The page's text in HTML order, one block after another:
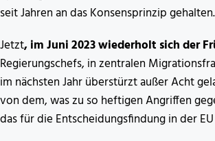
seit Jahren an das Konsensprinzip gehalten.
Jetzt, im Juni 2023 wiederholt sich der
Regierungschefs, in zentralen
im nächsten Jahr überstürzt außer Acht
von dem, was zu so heftigen Angriffen
das für die Entscheidungsfindung in der